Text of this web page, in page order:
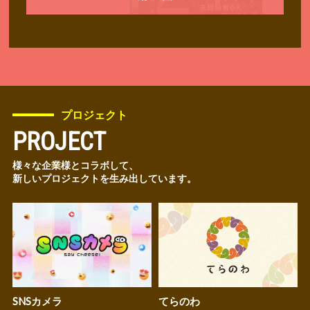
プロジェクト
PROJECT
様々な企業様とコラボして、
新しいプロジェクトを生み出しています。
SNSカメラ てらのわ